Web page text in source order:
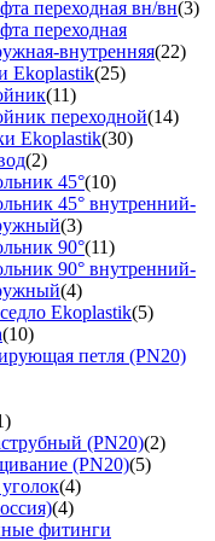
переходная вн/вн(3)
переходная
внутренняя(22)
Ekoplastik(25)
(11)
переходной(14)
Ekoplastik(30)
(2)
45°(10)
45° внутренний-
(3)
90°(11)
90° внутренний-
(4)
Ekoplastik(5)
(10)
петля (PN20)
(PN20)(2)
(PN20)(5)
(4)
(4)
фитинги